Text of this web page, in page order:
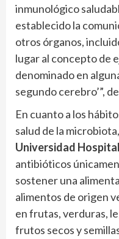
inmunológico
establecido la
otros órganos,
lugar al concepto de
denominado en
segundo cerebro’”,
En cuanto a los
salud de la
Universidad
antibióticos
sostener una
alimentos de origen
en frutas, verduras,
frutos secos y